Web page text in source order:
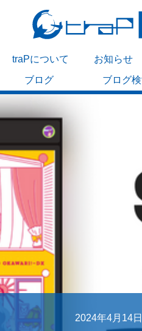
traPについて お知らせ
ブログ
ブログ
2024年4月14日